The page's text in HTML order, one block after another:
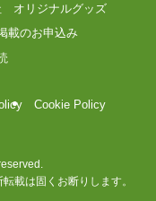
オリジナルグッズ
載のお申込み
Cookie Policy
載は固くお断りします。